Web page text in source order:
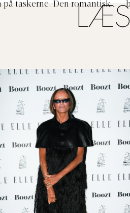
taskerne. Den romantiske
mint og abrikos fuldente den